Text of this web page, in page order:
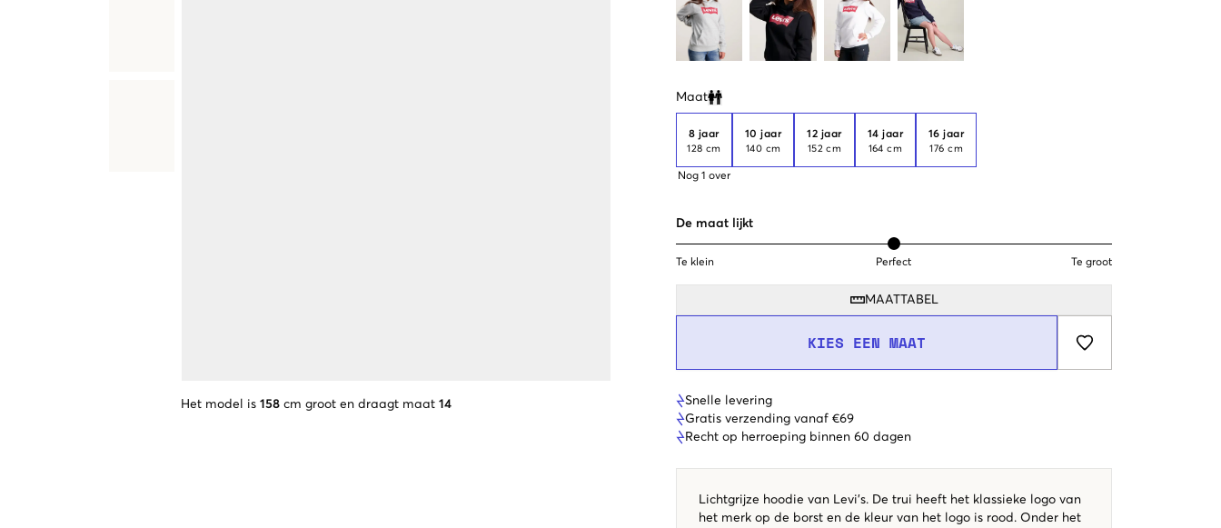
Het model is 158 cm groot en draagt maat 14
Maat
Clone modal
8 jaar
128 cm
Nog 1 over
10 jaar
140 cm
12 jaar
152 cm
14 jaar
164 cm
16 jaar
176 cm
De maat lijkt
Te klein Perfect Te groot
MAATTABEL
KIES EEN MAAT
Snelle levering
Gratis verzending vanaf €69
Recht op herroeping binnen 60 dagen
Lichtgrijze hoodie van Levi's. De trui heeft het klassieke logo van
het merk op de borst en de kleur van het logo is rood. Onder het